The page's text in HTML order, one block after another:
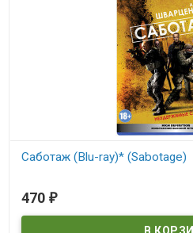
Саботаж (Blu-ray)* (Sabotage)
В наличии
470 ₽